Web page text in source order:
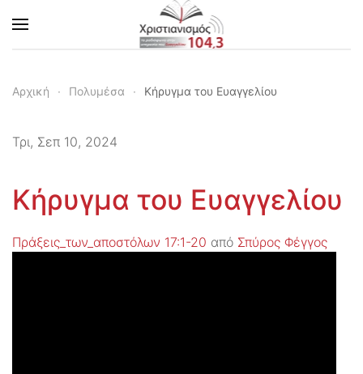
Skip to main content
Αρχική Πολυμέσα Κήρυγμα του Ευαγγελίου
Τρι, Σεπ 10, 2024
Κήρυγμα του Ευαγγελίου
Πράξεις_των_αποστόλων 17:1-20 από Σπύρος Φέγγος